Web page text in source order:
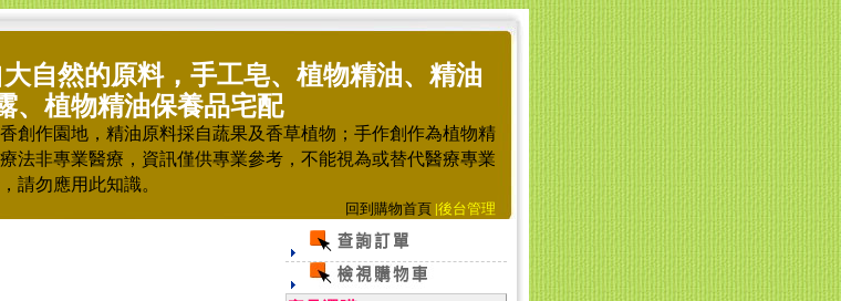
自然的原料，手工皂、植物精油、精油
、植物精油保養品宅配
創作園地，精油原料採自蔬果及香草植物；手作創作為植物精
法非專業醫療，資訊僅供專業參考，不能視為或替代醫療專業
請勿應用此知識。
回到購物首頁 |後台管理